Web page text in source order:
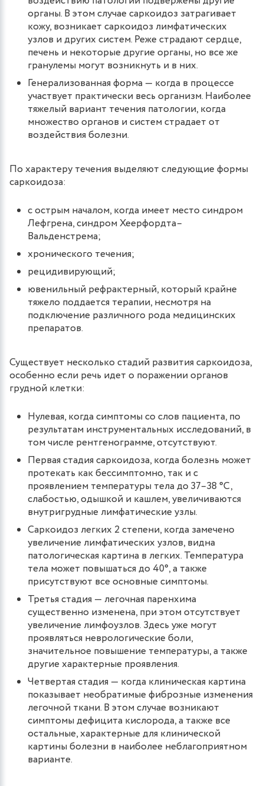
органы. В этом случае саркоидоз затрагивает
кожу, возникает саркоидоз лимфатических
узлов и других систем. Реже страдают сердце,
печень и некоторые другие органы, но все же
гранулемы могут возникнуть и в них.
Генерализованная форма — когда в процессе
участвует практически весь организм. Наиболее
тяжелый вариант течения патологии, когда
множество органов и систем страдает от
воздействия болезни.
По характеру течения выделяют следующие формы
саркоидоза:
с острым началом, когда имеет место синдром
Лефгрена, синдром Хеерфордта–
Вальденстрема;
хронического течения;
рецидивирующий;
ювенильный рефрактерный, который крайне
тяжело поддается терапии, несмотря на
подключение различного рода медицинских
препаратов.
Существует несколько стадий развития саркоидоза,
особенно если речь идет о поражении органов
грудной клетки:
Нулевая, когда симптомы со слов пациента, по
результатам инструментальных исследований, в
том числе рентгенограмме, отсутствуют.
Первая стадия саркоидоза, когда болезнь может
протекать как бессимптомно, так и с
проявлением температуры тела до 37–38 °C,
слабостью, одышкой и кашлем, увеличиваются
внутригрудные лимфатические узлы.
Саркоидоз легких 2 степени, когда замечено
увеличение лимфатических узлов, видна
патологическая картина в легких. Температура
тела может повышаться до 40°, а также
присутствуют все основные симптомы.
Третья стадия — легочная паренхима
существенно изменена, при этом отсутствует
увеличение лимфоузлов. Здесь уже могут
проявляться неврологические боли,
значительное повышение температуры, а также
другие характерные проявления.
Четвертая стадия — когда клиническая картина
показывает необратимые фиброзные изменения
легочной ткани. В этом случае возникают
симптомы дефицита кислорода, а также все
остальные, характерные для клинической
картины болезни в наиболее неблагоприятном
варианте.